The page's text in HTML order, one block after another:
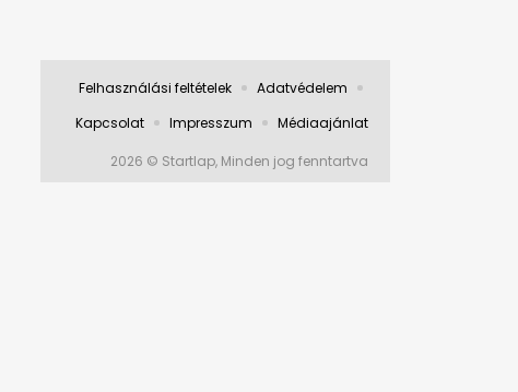
Felhasználási feltételek
Adatvédelem
Kapcsolat
Impresszum Médiaajánlat
2026 © Startlap, Minden jog fenntartva